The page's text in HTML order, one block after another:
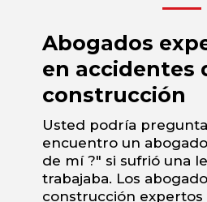
Abogados
en accidentes
construcción
Usted podría
encuentro un
de mí ?" si sufrió una
trabajaba. Los
construcción expertos